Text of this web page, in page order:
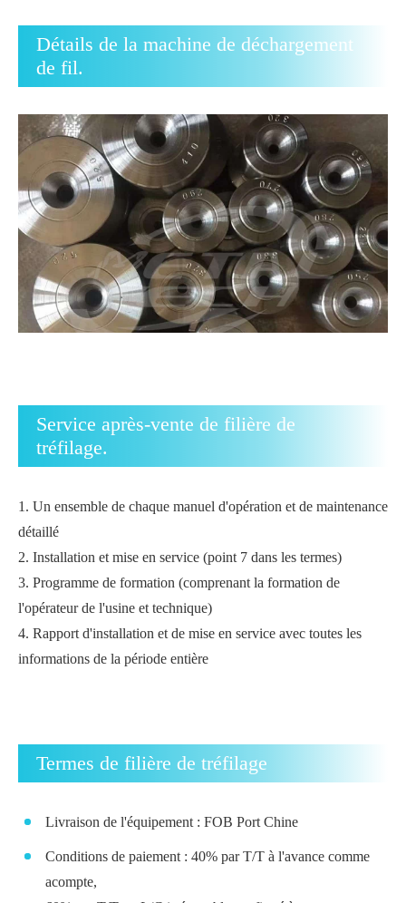
Détails de la machine de déchargement
de fil.
Service après-vente de filière de
tréfilage.
1. Un ensemble de chaque manuel d'opération et de maintenance
détaillé
2. Installation et mise en service (point 7 dans les termes)
3. Programme de formation (comprenant la formation de
l'opérateur de l'usine et technique)
4. Rapport d'installation et de mise en service avec toutes les
informations de la période entière
Termes de filière de tréfilage
Livraison de l'équipement : FOB Port Chine
Conditions de paiement : 40% par T/T à l'avance comme
acompte,